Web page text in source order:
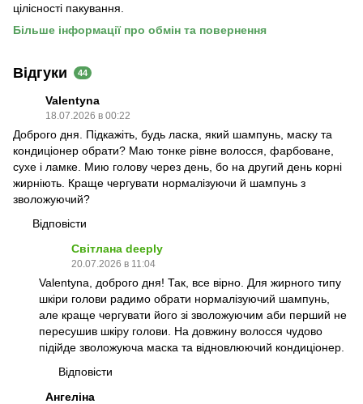
цілісності пакування.
Більше інформації про обмін та повернення
Відгуки 44
Valentyna
18.07.2026 в 00:22
Доброго дня. Підкажіть, будь ласка, який шампунь, маску та
кондиціонер обрати? Маю тонке рівне волосся, фарбоване,
сухе і ламке. Мию голову через день, бо на другий день корні
жирніють. Краще чергувати нормалізуючи й шампунь з
зволожуючий?
Відповісти
Світлана deeply
20.07.2026 в 11:04
Valentyna, доброго дня! Так, все вірно. Для жирного типу
шкіри голови радимо обрати нормалізуючий шампунь,
але краще чергувати його зі зволожуючим аби перший не
пересушив шкіру голови. На довжину волосся чудово
підійде зволожуюча маска та відновлюючий кондиціонер.
Відповісти
Ангеліна